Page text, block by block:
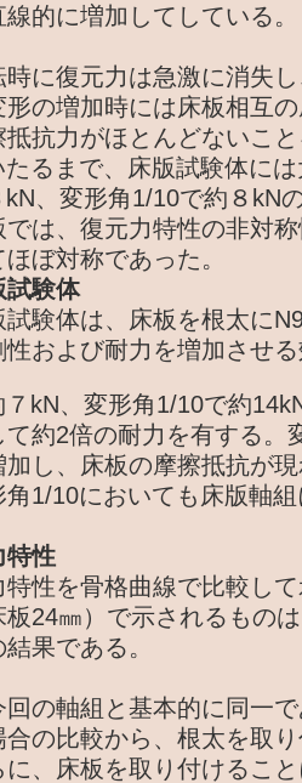
的に増加してしている。
時に復元力は急激に消失
形の増加時には床板相互
抗力がほとんどないこ
るまで、床版試験体に
、変形角1/10で約８kN
は、復元力特性の非対
ぼ対称であった。
試験体
試験体は、床板を根太に
および耐力を増加させ
kN、変形角1/10で約
約2倍の耐力を有する。
し、床板の摩擦抵抗が
角1/10においても床版軸
特性
性を骨格曲線で比較し
板24㎜）で示されるもの
果である。
回の軸組と基本的に同一
合の比較から、根太を取
、床板を取り付けるこ